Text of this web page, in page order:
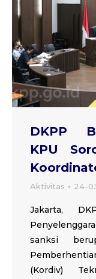
DKPP
KPU
Aktivitas 24-
Jakarta,
sanksi
(Kordiv)